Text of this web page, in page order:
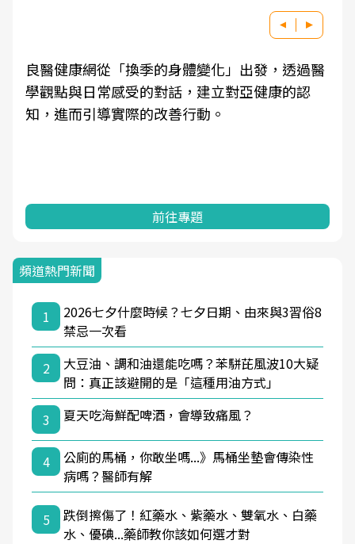
良醫健康網從「換季的身體變化」出發，透過醫
學觀點與日常感受的對話，建立對亞健康的認
知，進而引導實際的改善行動。
前往專題
頻道熱門新聞
1
2026七夕什麼時候？七夕日期、由來與3習俗8
禁忌一次看
2
大豆油、調和油還能吃嗎？苯駢芘風波10大疑
問：真正該避開的是「這種用油方式」
3
夏天吃海鮮配啤酒，會導致痛風？
4
公廁的馬桶，你敢坐嗎...》馬桶坐墊會傳染性
病嗎？醫師有解
5
跌倒擦傷了！紅藥水、紫藥水、雙氧水、白藥
水、優碘...藥師教你該如何選才對